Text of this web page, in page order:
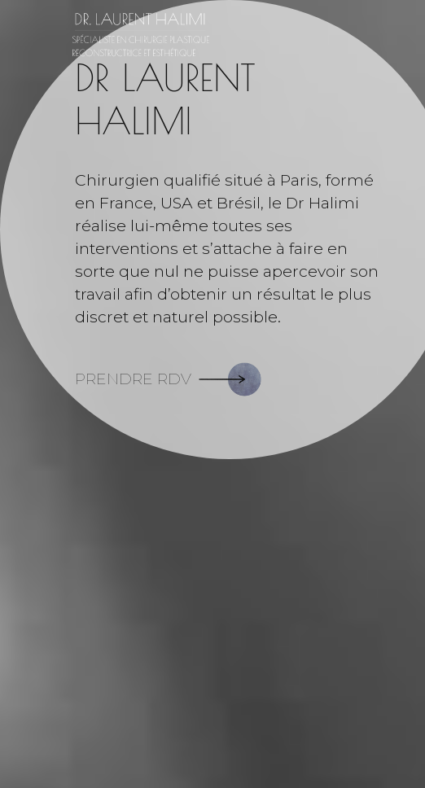
DR LAURENT
HALIMI
Chirurgien qualifié situé à Paris, formé
en France, USA et Brésil, le Dr Halimi
réalise lui-même toutes ses
interventions et s’attache à faire en
sorte que nul ne puisse apercevoir son
travail afin d’obtenir un résultat le plus
discret et naturel possible.
PRENDRE RDV